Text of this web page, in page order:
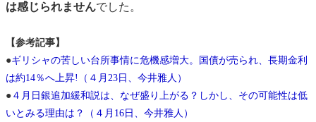
は感じられませんでした。
【参考記事】
●ギリシャの苦しい台所事情に危機感増大。国債が売られ、長期金利
は約14％へ上昇!（４月23日、今井雅人）
● ４月日銀追加緩和説は、なぜ盛り上がる？しかし、その可能性は低
いとみる理由は？（４月16日、今井雅人）